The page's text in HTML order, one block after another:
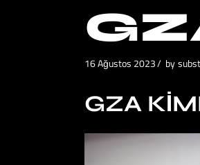
16 Ağustos 2023 by
GZA